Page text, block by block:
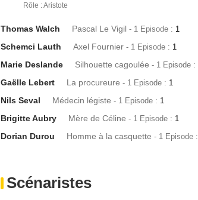
Rôle : Aristote
Thomas Walch Pascal Le Vigil - 1 Episode : 1
Schemci Lauth Axel Fournier - 1 Episode : 1
Marie Deslande Silhouette cagoulée - 1 Episode :
Gaëlle Lebert La procureure - 1 Episode : 1
Nils Seval Médecin légiste - 1 Episode : 1
Brigitte Aubry Mère de Céline - 1 Episode : 1
Dorian Durou Homme à la casquette - 1 Episode :
Scénaristes